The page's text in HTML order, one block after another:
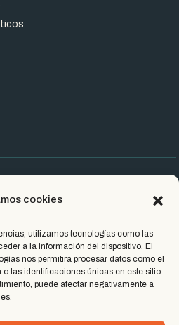
cookies
utilizamos tecnologías como las
a la información del dispositivo. El
nos permitirá procesar datos como el
las identificaciones únicas en este sitio.
puede afectar negativamente a
reservados